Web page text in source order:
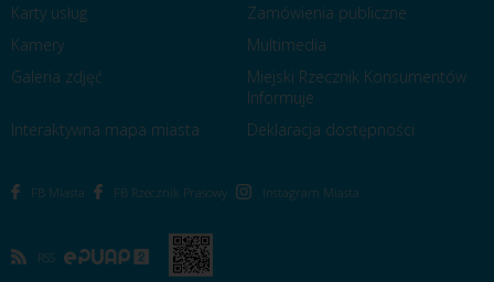
Karty usług
Zamówienia publiczne
Kamery
Multimedia
Galeria zdjęć
Miejski Rzecznik Konsumentów
Informuje
Interaktywna mapa miasta
Deklaracja dostępności
FB Miasta FB Rzecznik Prasowy Instagram Miasta
RSS